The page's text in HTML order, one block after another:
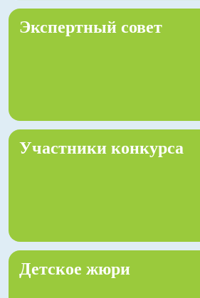
Экспертный совет
Участники конкурса
Детское жюри